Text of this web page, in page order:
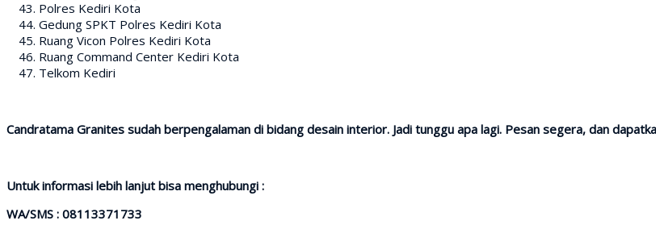
Polres Kediri Kota
Gedung SPKT Polres Kediri Kota
Ruang Vicon Polres Kediri Kota
Ruang Command Center Kediri Kota
Telkom Kediri
Candratama Granites sudah berpengalaman di bidang desain interior. Jadi tunggu apa lagi. Pesan segera, dan
Untuk informasi lebih lanjut bisa menghubungi :
WA/SMS : 08113371733